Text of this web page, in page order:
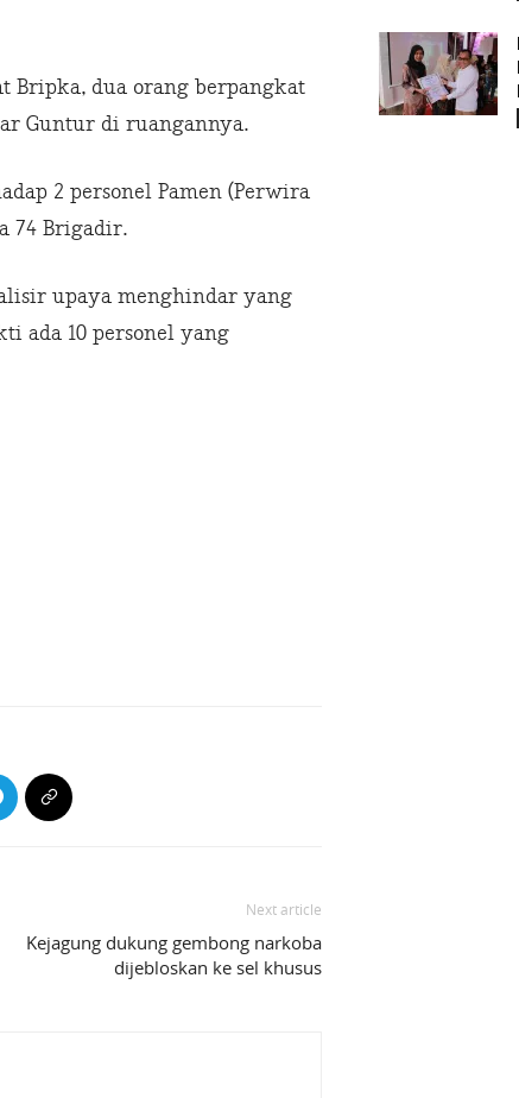
Bripka, dua orang berpangkat
Guntur di ruangannya.
2 personel Pamen (Perwira
74 Brigadir.
upaya menghindar yang
ada 10 personel yang
Next article
Kejagung dukung gembong narkoba
dijebloskan ke sel khusus